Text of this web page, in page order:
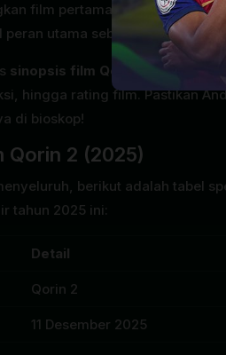
film pertamanya. Apalagi,
utama sebagai seorang
sinopsis film Qorin 2 (2025)
,
hingga rating film. Pastikan
di bioskop!
Qorin 2 (2025)
berikut adalah tabel
tahun 2025 ini:
Detail
Qorin 2
11 Desember 2025